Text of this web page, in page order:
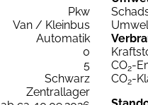
Pkw
Van / Kleinbus
Automatik
0
5
Schwarz
Zentrallager
CO2-
CO2-